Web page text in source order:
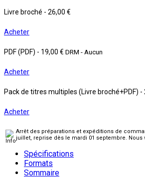
Livre broché - 26,00 €
Acheter
PDF (PDF) - 19,00 € DRM - Aucun
Acheter
Pack de titres multiples (Livre broché+PDF) -
Acheter
Arrêt des préparations et expéditions de
juillet, reprise dès le mardi 01 septembre. Nous
Spécifications
Formats
Sommaire